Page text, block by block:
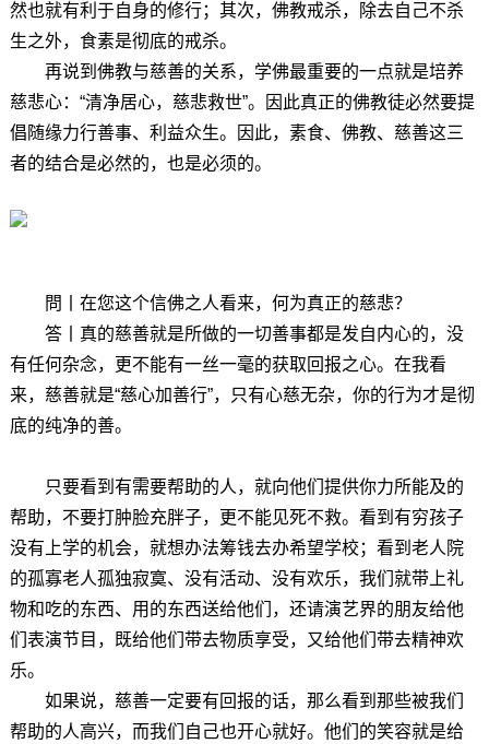
然也就有利于自身的修行；其次，佛教戒杀，除去自己不杀
生之外，食素是彻底的戒杀。
再说到佛教与慈善的关系，学佛最重要的一点就是培养
慈悲心：“清净居心，慈悲救世”。因此真正的佛教徒必然要提
倡随缘力行善事、利益众生。因此，素食、佛教、慈善这三
者的结合是必然的，也是必须的。
問丨在您这个信佛之人看来，何为真正的慈悲？
答丨 真的慈善就是所做的一切善事都是发自内心的，没
有任何杂念，更不能有一丝一毫的获取回报之心。在我看
来，慈善就是“慈心加善行”，只有心慈无杂，你的行为才是彻
底的纯净的善。
只要看到有需要帮助的人，就向他们提供你力所能及的
帮助，不要打肿脸充胖子，更不能见死不救。看到有穷孩子
没有上学的机会，就想办法筹钱去办希望学校；看到老人院
的孤寡老人孤独寂寞、没有活动、没有欢乐，我们就带上礼
物和吃的东西、用的东西送给他们，还请演艺界的朋友给他
们表演节目，既给他们带去物质享受，又给他们带去精神欢
乐。
如果说，慈善一定要有回报的话，那么看到那些被我们
帮助的人高兴，而我们自己也开心就好。他们的笑容就是给